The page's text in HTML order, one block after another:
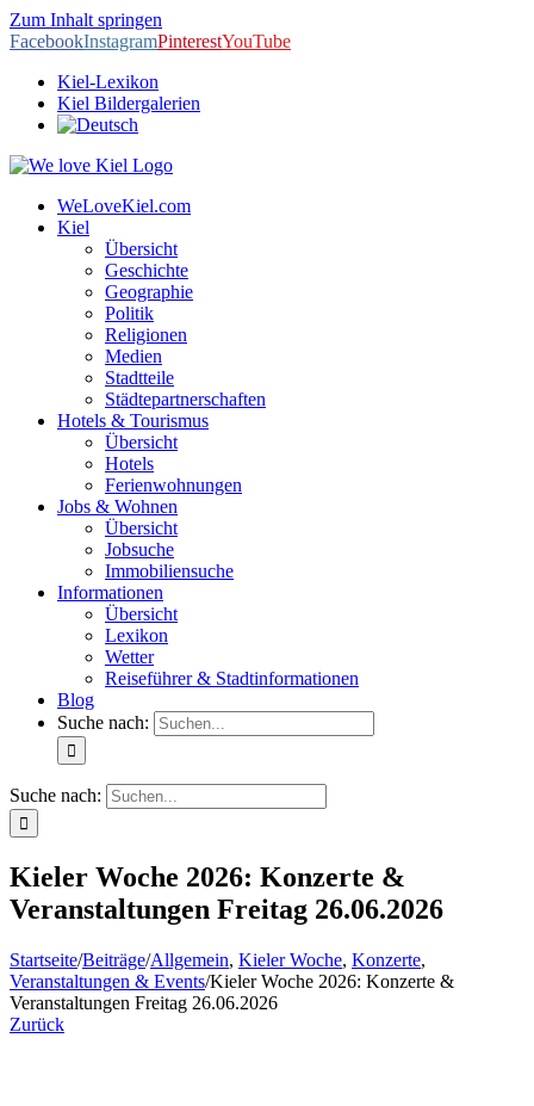
Zum Inhalt springen
FacebookInstagramPinterestYouTube
Kiel-Lexikon
Kiel Bildergalerien
WeLoveKiel.com
Kiel
Übersicht
Geschichte
Geographie
Politik
Religionen
Medien
Stadtteile
Städtepartnerschaften
Hotels & Tourismus
Übersicht
Hotels
Ferienwohnungen
Jobs & Wohnen
Übersicht
Jobsuche
Immobiliensuche
Informationen
Übersicht
Lexikon
Wetter
Reiseführer & Stadtinformationen
Blog
Suche nach:
Suche nach:
Kieler Woche 2026: Konzerte &
Veranstaltungen Freitag 26.06.2026
Startseite/Beiträge/Allgemein, Kieler Woche, Konzerte,
Veranstaltungen & Events/Kieler Woche 2026: Konzerte &
Veranstaltungen Freitag 26.06.2026
Zurück